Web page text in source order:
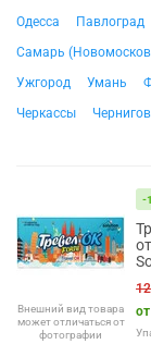
Одесса
Павлоград
Самарь
Ужгород
Умань
Черкассы
Чернигов
Внешний вид товара
может отличаться от
фотографии
-
от